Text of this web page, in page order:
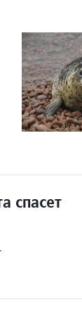
спасет